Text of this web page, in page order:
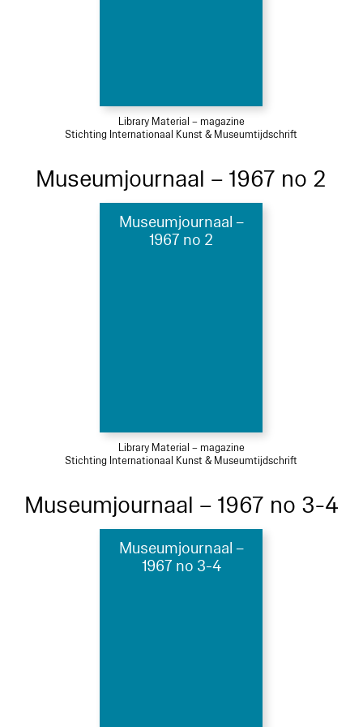
Library Material – magazine
Stichting Internationaal Kunst & Museumtijdschrift
Museumjournaal – 1967 no 2
Museumjournaal –
1967 no 2
Library Material – magazine
Stichting Internationaal Kunst & Museumtijdschrift
Museumjournaal – 1967 no 3-4
Museumjournaal –
1967 no 3-4